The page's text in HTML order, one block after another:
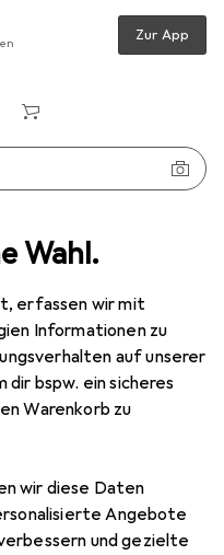
Wahl.
erfassen wir mit
Informationen zu
auf unserer
dir bspw. ein sicheres
Warenkorb zu
wir diese Daten
Angebote
und gezielte
Zur App
+ Zubehör